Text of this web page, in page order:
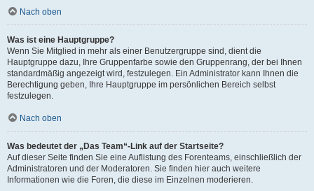
Nach oben
Was ist eine Hauptgruppe?
Wenn Sie Mitglied in mehr als einer Benutzergruppe sind, dient die
Hauptgruppe dazu, Ihre Gruppenfarbe sowie den Gruppenrang, der bei Ihnen
standardmäßig angezeigt wird, festzulegen. Ein Administrator kann Ihnen die
Berechtigung geben, Ihre Hauptgruppe im persönlichen Bereich selbst
festzulegen.
Nach oben
Was bedeutet der „Das Team“-Link auf der Startseite?
Auf dieser Seite finden Sie eine Auflistung des Forenteams, einschließlich der
Administratoren und der Moderatoren. Sie finden hier auch weitere
Informationen wie die Foren, die diese im Einzelnen moderieren.